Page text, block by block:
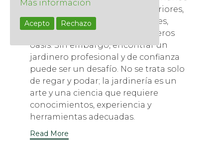
y su amor por los espacios exteriores,
es una ciudad donde los jardines,
terrazas y balcones son verdaderos
oasis. Sin embargo, encontrar un
jardinero profesional y de confianza
puede ser un desafío. No se trata solo
de regar y podar; la jardinería es un
arte y una ciencia que requiere
conocimientos, experiencia y
herramientas adecuadas.
Read More
Más información
Acepto Rechazo